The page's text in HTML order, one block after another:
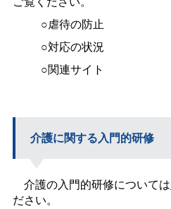
○虐待の防止
○対応の状況
○関連サイト
介護に関する入門的研修
介護の入門的研修については
ださい。